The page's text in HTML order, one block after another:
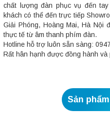
chất lượng đàn phục vụ đến
khách có thể đến trực tiếp
Giải Phóng, Hoàng Mai, Hà Nội
thực tế từ âm thanh phím đàn.
Hotline hỗ trợ luôn sẵn sàng:
Rất hân hạnh được đồng hành và
Sản